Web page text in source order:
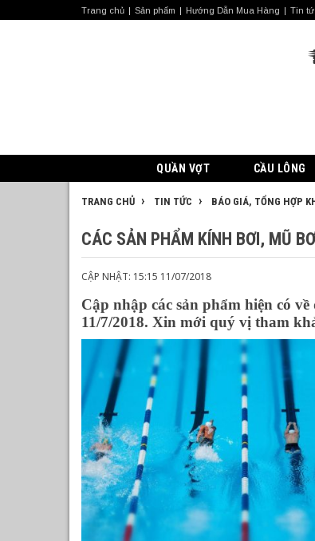
Trang chủ Sản phẩm Hướng Dẫn Mua Hàng Tin
QUẦN VỢT CẦU LÔNG
TRANG CHỦ TIN TỨC BÁO GIÁ, TỔNG HỢP
CÁC SẢN PHẨM KÍNH BƠI, MŨ
CẬP NHẬT: 15:15 11/07/2018
Cập nhập các sản phẩm hiện có
11/7/2018. Xin mới quý vị tham